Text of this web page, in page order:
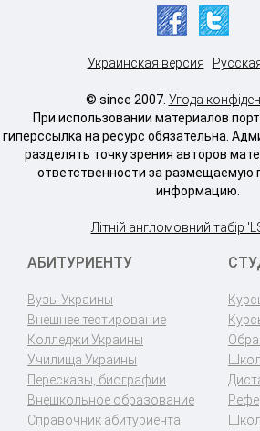
Украинская версия
© since 2007. Угода
При использовании материалов
гиперссылка на ресурс обязательна.
разделять точку зрения авторов
ответственности за размещаемую
информацию.
Літній англомовний табір
АБИТУРИЕНТУ
Вузы Украины
Внешнее тестирование
Колледжи Украины
Училища Украины
Пересказы, биографии
Внешкольное образование
Справочник абитуриента